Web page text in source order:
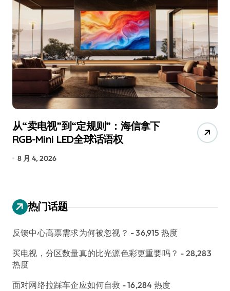
从“卖电视”到“定规则”：海信拿下
RGB-Mini LED全球话语权
8 月 4, 2026
热门话题
反馈中心高票需求为何被忽视？ - 36,915 热度
买电视，分区数量真的比光源色彩更重要吗？ - 28,283
热度
面对网络拉踩车企应如何自救 - 16,284 热度